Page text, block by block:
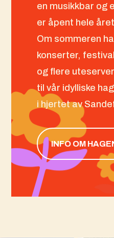
en musikkbar og
er åpent hele
Om sommeren
konserter,
og flere
til vår idylliske
i hjertet av
INFO OM